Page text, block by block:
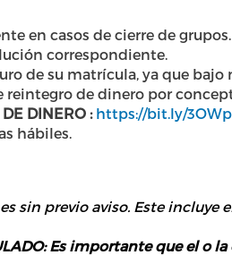
en casos de cierre de
correspondiente.
de su matrícula, ya que
de dinero por
DINERO : https://bit.ly/
hábiles.
sin previo aviso. Este
Es importante que el